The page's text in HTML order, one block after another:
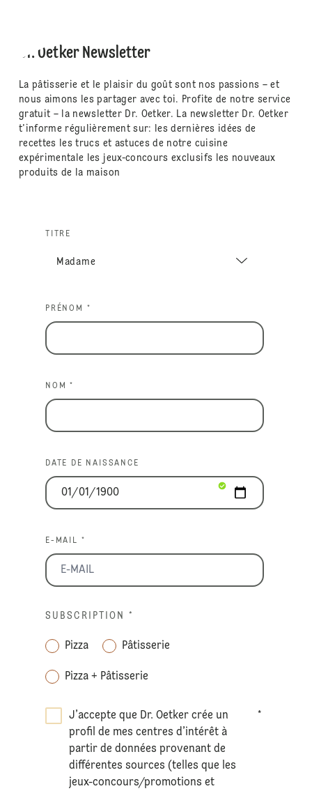
Dr. Oetker Newsletter
La pâtisserie et le plaisir du goût sont nos passions – et
nous aimons les partager avec toi. Profite de notre service
gratuit – la newsletter Dr. Oetker. La newsletter Dr. Oetker
t'informe régulièrement sur: les dernières idées de
recettes les trucs et astuces de notre cuisine
expérimentale les jeux-concours exclusifs les nouveaux
produits de la maison
TITRE
PRÉNOM *
NOM *
DATE DE NAISSANCE
E-MAIL *
SUBSCRIPTION *
Pizza Pâtisserie
Pizza + Pâtisserie
J’accepte que Dr. Oetker crée un
profil de mes centres d’intérêt à
partir de données provenant de
différentes sources (telles que les
jeux-concours/promotions et
*